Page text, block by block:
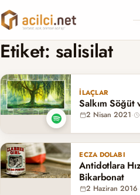
Etiket: salisilat
İLAÇLAR
Salkım Söğüt
2 Nisan 2021·
ECZA DOLABI
Antidotlara
Bikarbonat
2 Haziran 2016·